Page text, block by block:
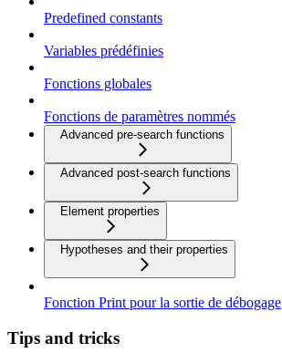
Predefined constants
Variables prédéfinies
Fonctions globales
Fonctions de paramètres nommés
Advanced pre-search functions
Advanced post-search functions
Element properties
Hypotheses and their properties
Fonction Print pour la sortie de débogage
Tips and tricks